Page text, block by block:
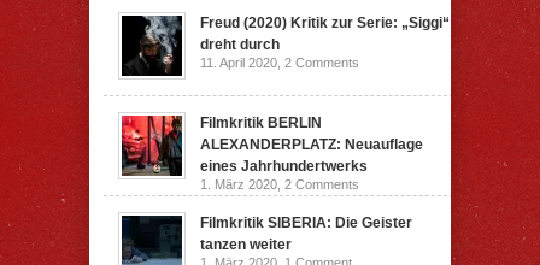
Freud (2020) Kritik zur Serie: „Siggi“
dreht durch
11. April 2020, 2 Comments
Filmkritik BERLIN
ALEXANDERPLATZ: Neuauflage
eines Jahrhundertwerks
1. März 2020, 2 Comments
Filmkritik SIBERIA: Die Geister
tanzen weiter
1. März 2020, 1 Comment